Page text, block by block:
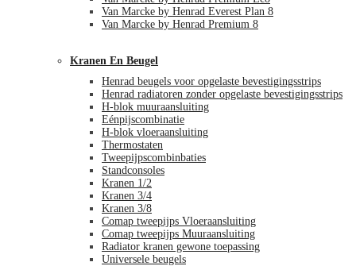
Van Marcke by Henrad Everest Plan 8
Van Marcke by Henrad Premium 8
Kranen En Beugel
Henrad beugels voor opgelaste bevestigingsstrips
Henrad radiatoren zonder opgelaste bevestigingsstrips
H-blok muuraansluiting
Eénpijscombinatie
H-blok vloeraansluiting
Thermostaten
Tweepijpscombinbaties
Standconsoles
Kranen 1/2
Kranen 3/4
Kranen 3/8
Comap tweepijps Vloeraansluiting
Comap tweepijps Muuraansluiting
Radiator kranen gewone toepassing
Universele beugels